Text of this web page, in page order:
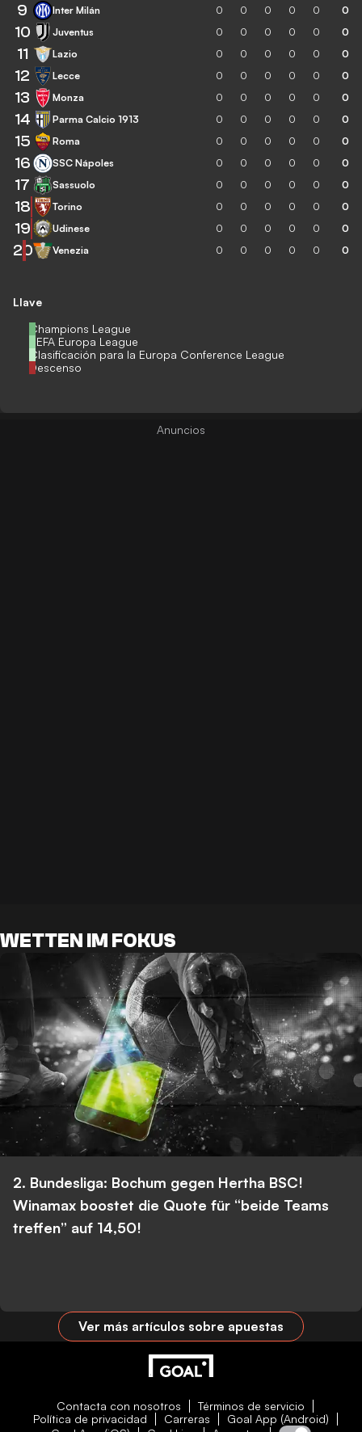
Llave
Champions League
UEFA Europa League
Clasificación para la Europa Conference League
Descenso
9 Inter Milán 0 0 0 0 0 0
10 Juventus 0 0 0 0 0 0
11 Lazio 0 0 0 0 0 0
12 Lecce 0 0 0 0 0 0
13 Monza 0 0 0 0 0 0
14 Parma Calcio 1913 0 0 0 0 0 0
15 Roma 0 0 0 0 0 0
16 SSC Nápoles 0 0 0 0 0 0
17 Sassuolo 0 0 0 0 0 0
18 Torino 0 0 0 0 0 0
19 Udinese 0 0 0 0 0 0
20 Venezia 0 0 0 0 0 0
WETTEN IM FOKUS
2. Bundesliga: Bochum gegen Hertha BSC!
Winamax boostet die Quote für “beide Teams
treffen” auf 14,50!
Ver más artículos sobre apuestas
Contacta con nosotros
Términos de servicio
Política de privacidad
Carreras
Goal App (Android)